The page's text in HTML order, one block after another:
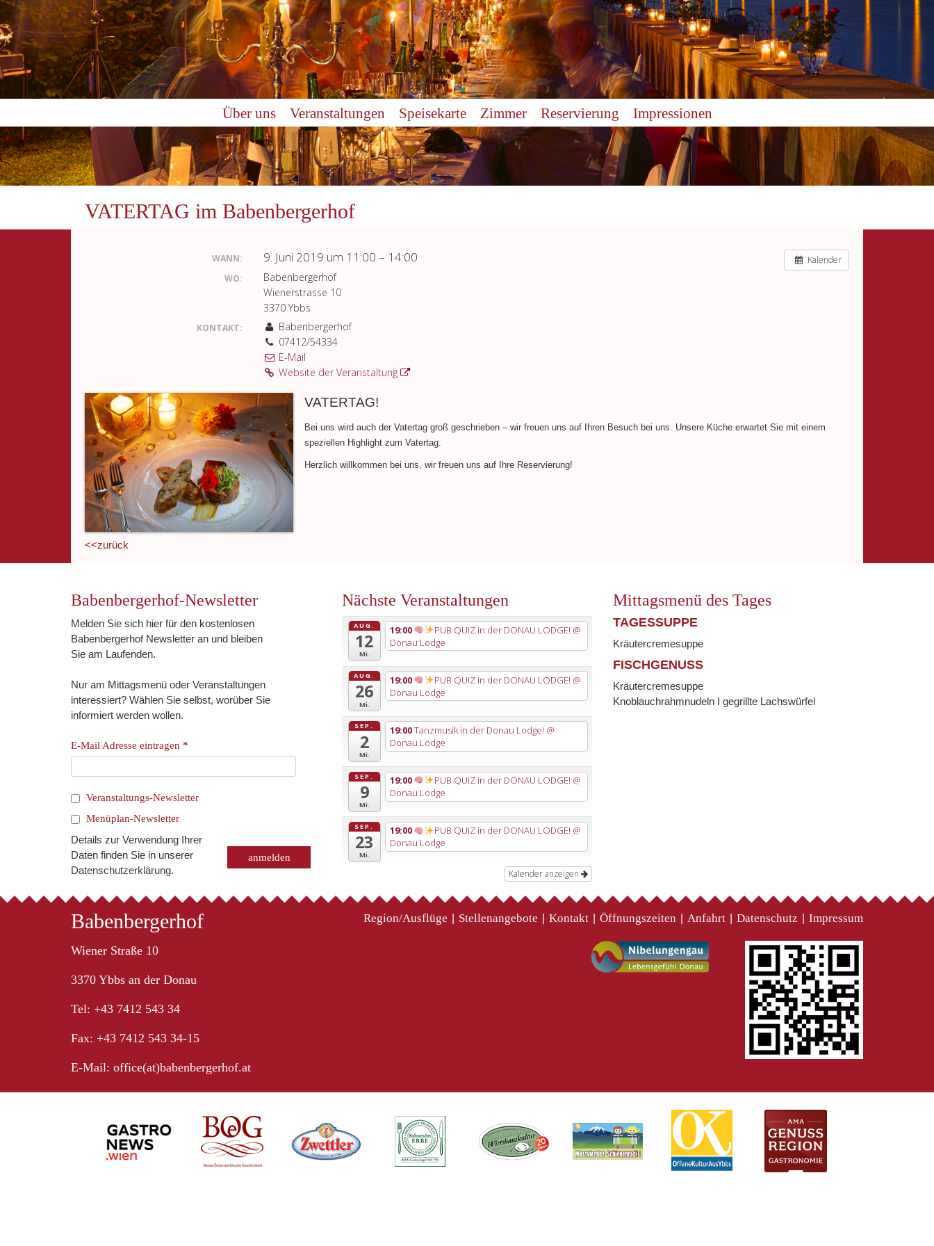
Über uns Veranstaltungen Speisekarte Zimmer Reservierung Impressionen
VATERTAG im Babenbergerhof
Kalender
WANN: 9. Juni 2019 um 11:00 – 14:00
WO:
Babenbergerhof
Wienerstrasse 10
3370 Ybbs
KONTAKT:
Babenbergerhof
07412/54334
E-Mail
Website der Veranstaltung
VATERTAG!
Bei uns wird auch der Vatertag groß geschrieben – wir freuen uns auf Ihren Besuch bei uns. Unsere Küche erwartet Sie mit einem
speziellen Highlight zum Vatertag.
Herzlich willkommen bei uns, wir freuen uns auf Ihre Reservierung!
<<zurück
Babenbergerhof-Newsletter
Melden Sie sich hier für den kostenlosen
Babenbergerhof Newsletter an und bleiben
Sie am Laufenden.
Nur am Mittagsmenü oder Veranstaltungen
interessiert? Wählen Sie selbst, worüber Sie
informiert werden wollen.
E-Mail Adresse eintragen *
Veranstaltungs-Newsletter
Menüplan-Newsletter
Details zur Verwendung Ihrer
Daten finden Sie in unserer
Datenschutzerklärung.
Nächste Veranstaltungen
AUG.
12
Mi.
19:00 PUB QUIZ in der DONAU LODGE! @
Donau Lodge
AUG.
26
Mi.
19:00 PUB QUIZ in der DONAU LODGE! @
Donau Lodge
SEP.
2
Mi.
19:00Tanzmusik in der Donau Lodge! @
Donau Lodge
SEP.
9
Mi.
19:00 PUB QUIZ in der DONAU LODGE! @
Donau Lodge
SEP.
23
Mi.
19:00 PUB QUIZ in der DONAU LODGE! @
Donau Lodge
Kalender anzeigen
Mittagsmenü des Tages
TAGESSUPPE
Kräutercremesuppe
FISCHGENUSS
Kräutercremesuppe
Knoblauchrahmnudeln I gegrillte Lachswürfel
Babenbergerhof
Wiener Straße 10
3370 Ybbs an der Donau
Tel: +43 7412 543 34
Fax: +43 7412 543 34-15
E-Mail: office(at)babenbergerhof.at
Region/Ausflüge Stellenangebote Kontakt Öffnungszeiten Anfahrt Datenschutz Impressum